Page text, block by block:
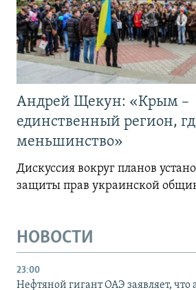
Андрей Щекун: «Крым –
единственный регион,
меньшинство»
Дискуссия вокруг планов
защиты прав украинской
НОВОСТИ
23:00
Нефтяной гигант ОАЭ заявляет, что